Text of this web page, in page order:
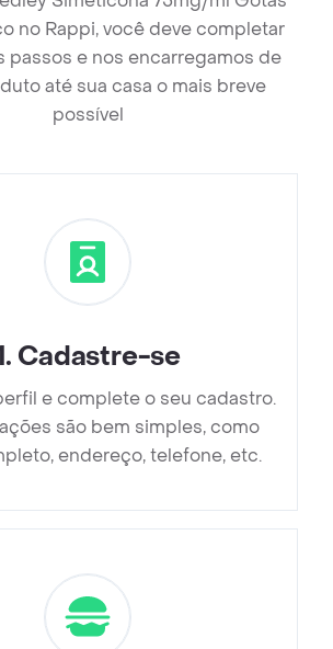
no Rappi, você deve completar
passos e nos encarregamos de
até sua casa o mais breve
possível
. Cadastre-se
e complete o seu cadastro.
são bem simples, como
endereço, telefone, etc.